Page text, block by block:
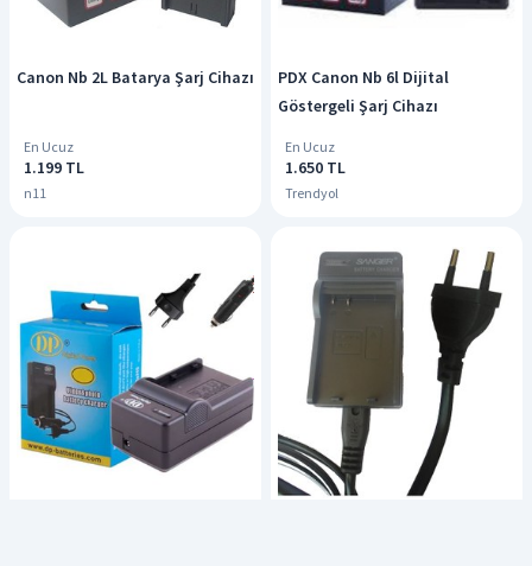
Canon Nb 2L Batarya Şarj Cihazı
En Ucuz
1.199 TL
n11
PDX Canon Nb 6l Dijital
Göstergeli Şarj Cihazı
En Ucuz
1.650 TL
Trendyol